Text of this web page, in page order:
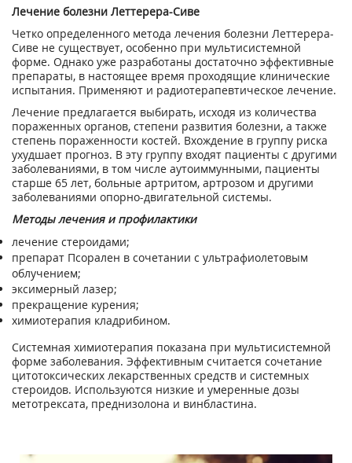
Лечение болезни Леттерера-Сиве
Четко определенного метода лечения болезни Леттерера-
Сиве не существует, особенно при мультисистемной
форме. Однако уже разработаны достаточно эффективные
препараты, в настоящее время проходящие клинические
испытания. Применяют и радиотерапевтическое лечение.
Лечение предлагается выбирать, исходя из количества
пораженных органов, степени развития болезни, а также
степень пораженности костей. Вхождение в группу риска
ухудшает прогноз. В эту группу входят пациенты с другими
заболеваниями, в том числе аутоиммунными, пациенты
старше 65 лет, больные артритом, артрозом и другими
заболеваниями опорно-двигательной системы.
Методы лечения и профилактики
лечение стероидами;
препарат Псорален в сочетании с ультрафиолетовым
облучением;
эксимерный лазер;
прекращение курения;
химиотерапия кладрибином.
Системная химиотерапия показана при мультисистемной
форме заболевания. Эффективным считается сочетание
цитотоксических лекарственных средств и системных
стероидов. Используются низкие и умеренные дозы
метотрексата, преднизолона и винбластина.